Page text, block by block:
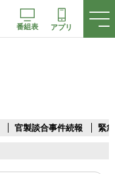
番組表 アプリ
官製談合事件続報 緊